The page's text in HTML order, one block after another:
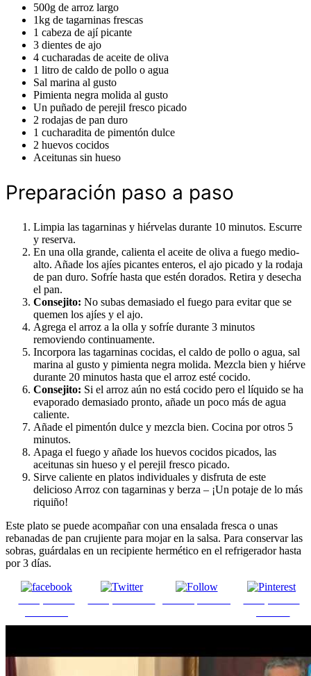
500g de arroz largo
1kg de tagarninas frescas
1 cabeza de ají picante
3 dientes de ajo
4 cucharadas de aceite de oliva
1 litro de caldo de pollo o agua
Sal marina al gusto
Pimienta negra molida al gusto
Un puñado de perejil fresco picado
2 rodajas de pan duro
1 cucharadita de pimentón dulce
2 huevos cocidos
Aceitunas sin hueso
Preparación paso a paso
Limpia las tagarninas y hiérvelas durante 10 minutos. Escurre
y reserva.
En una olla grande, calienta el aceite de oliva a fuego medio-
alto. Añade los ajíes picantes enteros, el ajo picado y la rodaja
de pan duro. Sofríe hasta que estén dorados. Retira y desecha
el pan.
Consejito: No subas demasiado el fuego para evitar que se
quemen los ajíes y el ajo.
Agrega el arroz a la olla y sofríe durante 3 minutos
removiendo continuamente.
Incorpora las tagarninas cocidas, el caldo de pollo o agua, sal
marina al gusto y pimienta negra molida. Mezcla bien y hiérve
durante 20 minutos hasta que el arroz esté cocido.
Consejito: Si el arroz aún no está cocido pero el líquido se ha
evaporado demasiado pronto, añade un poco más de agua
caliente.
Añade el pimentón dulce y mezcla bien. Cocina por otros 5
minutos.
Apaga el fuego y añade los huevos cocidos picados, las
aceitunas sin hueso y el perejil fresco picado.
Sirve caliente en platos individuales y disfruta de este
delicioso Arroz con tagarninas y berza – ¡Un potaje de lo más
riquiño!
Este plato se puede acompañar con una ensalada fresca o unas
rebanadas de pan crujiente para mojar en la salsa. Para conservar las
sobras, guárdalas en un recipiente hermético en el refrigerador hasta
por 3 días.